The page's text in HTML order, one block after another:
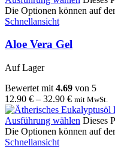
Die Optionen können auf
Schnellansicht
Aloe Vera Gel
Auf Lager
Bewertet mit 4.69 von 5
12.90 € – 32.90 € mit MwSt.
Ausführung wählen Dieses
Die Optionen können auf
Schnellansicht